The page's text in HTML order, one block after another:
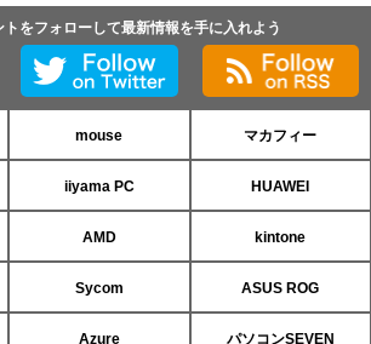
をフォローして最新情報を手に入れよう
mouse マカフィー
iiyama PC HUAWEI
AMD kintone
Sycom ASUS ROG
Azure パソコンSEVEN